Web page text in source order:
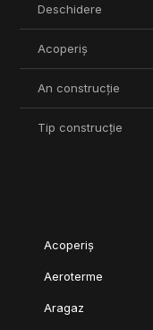
Deschidere
Acoperiș
An construcție
Tip construcție
Acoperiș
Aeroterme
Aragaz